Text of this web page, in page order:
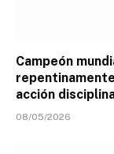
Campeón
acción
08/05/2026